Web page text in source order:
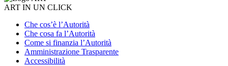
ART IN UN CLICK
Che cos’è l’Autorità
Che cosa fa l’Autorità
Come si finanzia l’Autorità
Amministrazione Trasparente
Accessibilità